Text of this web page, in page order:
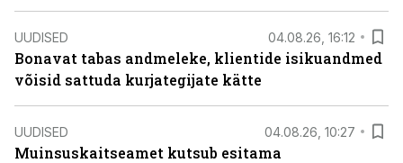
UUDISED 04.08.26, 16:12
Bonavat tabas andmeleke, klientide isikuandmed
võisid sattuda kurjategijate kätte
UUDISED 04.08.26, 10:27
Muinsuskaitseamet kutsub esitama